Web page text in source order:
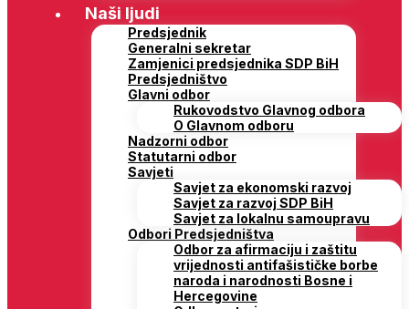
Naši ljudi
Predsjednik
Generalni sekretar
Zamjenici predsjednika SDP BiH
Predsjedništvo
Glavni odbor
Rukovodstvo Glavnog odbora
O Glavnom odboru
Nadzorni odbor
Statutarni odbor
Savjeti
Savjet za ekonomski razvoj
Savjet za razvoj SDP BiH
Savjet za lokalnu samoupravu
Odbori Predsjedništva
Odbor za afirmaciju i zaštitu
vrijednosti antifašističke borbe
naroda i narodnosti Bosne i
Hercegovine